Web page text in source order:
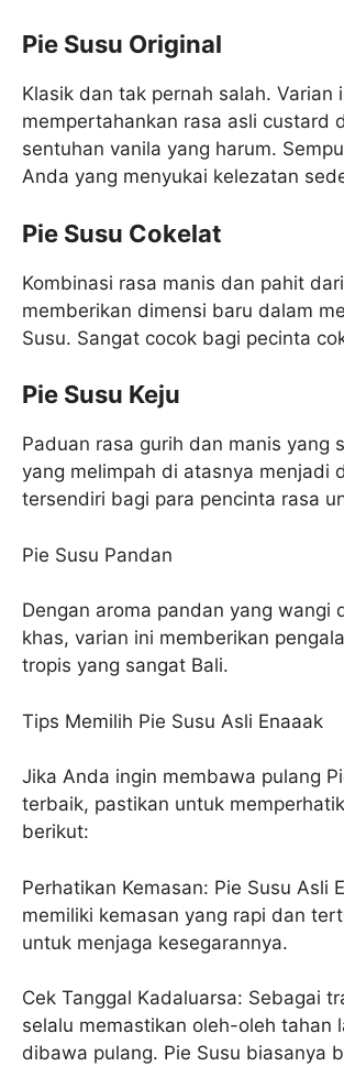
Pie Susu Original
Klasik dan tak pernah salah. Varian
mempertahankan rasa asli custard
sentuhan vanila yang harum.
Anda yang menyukai kelezatan
Pie Susu Cokelat
Kombinasi rasa manis dan pahit
memberikan dimensi baru dalam
Susu. Sangat cocok bagi pecinta
Pie Susu Keju
Paduan rasa gurih dan manis yang
yang melimpah di atasnya menjadi
tersendiri bagi para pencinta rasa
Pie Susu Pandan
Dengan aroma pandan yang wangi
khas, varian ini memberikan
tropis yang sangat Bali.
Tips Memilih Pie Susu Asli Enaaak
Jika Anda ingin membawa pulang
terbaik, pastikan untuk
berikut:
Perhatikan Kemasan: Pie Susu Asli
memiliki kemasan yang rapi dan
untuk menjaga kesegarannya.
Cek Tanggal Kadaluarsa: Sebagai
selalu memastikan oleh-oleh tahan
dibawa pulang. Pie Susu biasanya